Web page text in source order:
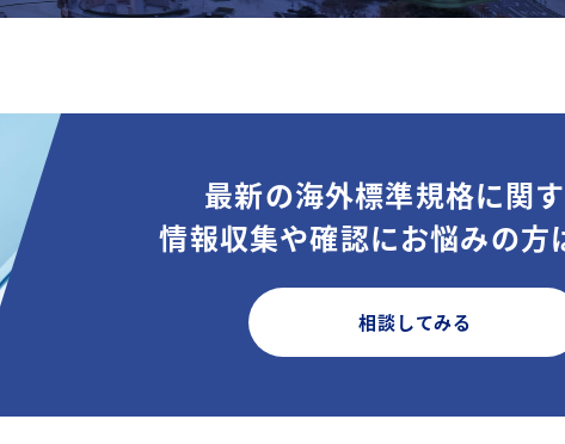
最新の海外標準規格に関す
情報収集や確認にお悩みの方
相談してみる